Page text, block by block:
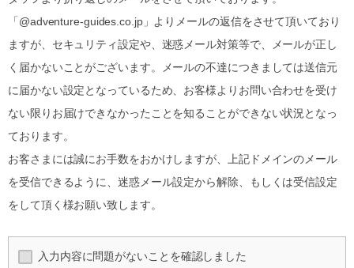
「@adventure-guides.co.jp」よりメールの返信をさせて頂いており
ますが、セキュリティ設定や、迷惑メール対策等で、メールが正し
く届かないことがございます。メールの不達につきましては送信元
に届かない設定となっているため、お客様よりお問い合わせを受け
ない限りお届けできなかったことを知ることができない状況となっ
ております。
お客さまには誠にお手数をおかけしますが、上記ドメインのメール
を受信できるように、迷惑メール設定から解除、もしくは受信設定
をして頂く様お願い致します。
入力内容に問題がないことを確認しました